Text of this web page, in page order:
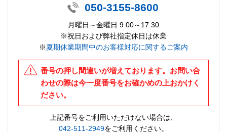
050-3155-8600
月曜日～金曜日 9:00～17:30
※祝日および弊社指定休日は休業
※夏期休業期間中のお客様対応に関するご案内
番号の押し間違いが増えております。お問い合
わせの際は今一度番号をお確かめの上おかけく
ださい。
上記番号をご利用いただけない場合は、
042-511-2949をご利用ください。